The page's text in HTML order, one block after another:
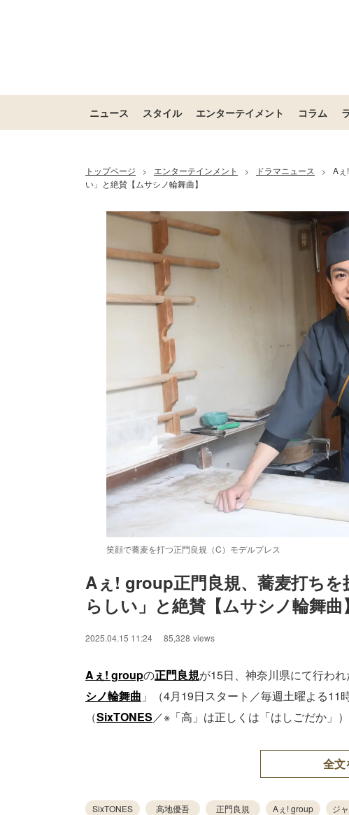
ニュース スタイル エンターテイメント コラム
トップページ > エンターテインメント > ドラマニュース >
Aぇ
い」と絶賛【ムサシノ輪舞曲】
笑顔で蕎麦を打つ正門良規（C）モデルプレス
Unmute /
Aぇ! group正門良規、蕎麦打ち
らしい」と絶賛【ムサシノ輪舞曲】
2025.04.15 11:24 85,328 views
Aぇ! groupの正門良規が15日、神奈川県にて行わ
シノ輪舞曲 」（4月19日スタート／毎週土曜よる11
（SixTONES／※「高」は正しくは「はしごだか」
全文
SixTONES 高地優吾 正門良規 Aぇ! group ジ